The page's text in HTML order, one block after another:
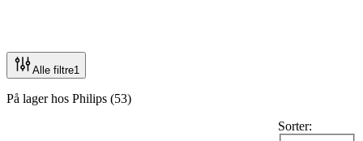
Alle filtre1
På lager hos Philips (53)
Sorter: